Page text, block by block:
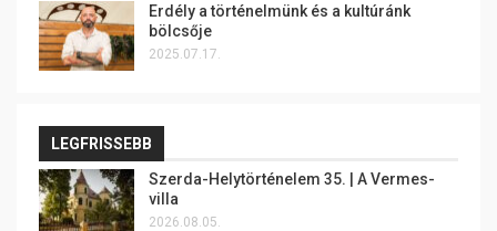
Erdély a történelmünk és a kultúránk
bölcsője
2025.07.17.
LEGFRISSEBB
Szerda-Helytörténelem 35. | A Vermes-
villa
2026.08.05.